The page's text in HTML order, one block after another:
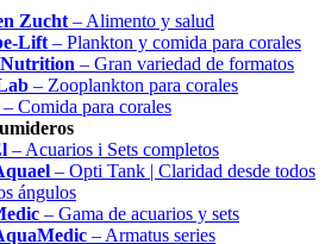
Zucht – Alimento y salud
Lift – Plankton y comida para corales
– Gran variedad de formatos
– Zooplankton para corales
– Comida para corales
– Acuarios i Sets completos
– Opti Tank | Claridad desde todos
ángulos
– Gama de acuarios y sets
– Armatus series